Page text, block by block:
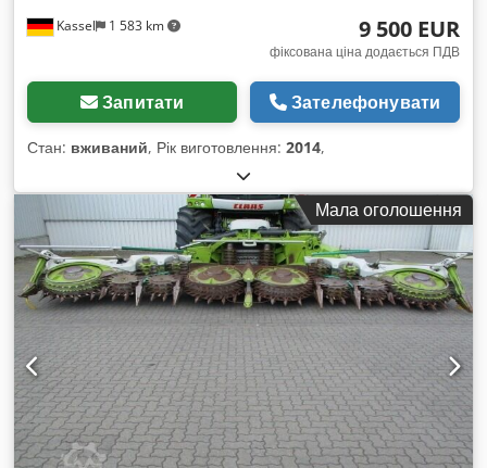
Kassel 1 583 km 9 500 EUR
фіксована ціна додається ПДВ
Запитати Зателефонувати
Стан: вживаний, Рік виготовлення: 2014,
Мала оголошення